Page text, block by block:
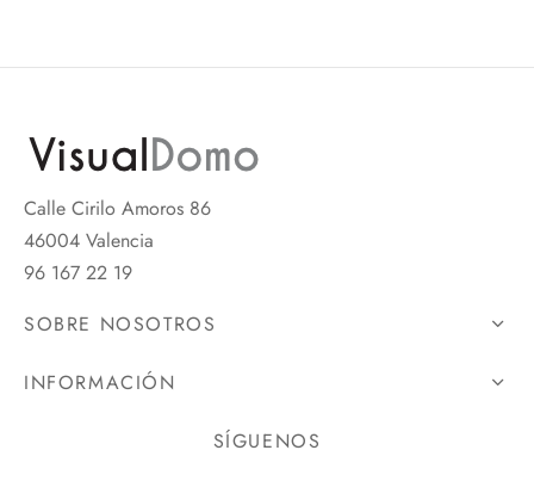
Calle Cirilo Amoros 86
46004 Valencia
96 167 22 19
SOBRE NOSOTROS
INFORMACIÓN
SÍGUENOS